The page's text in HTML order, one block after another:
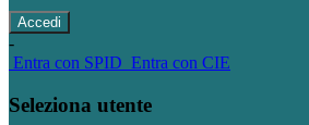
-
Entra con SPID Entra con CIE
Seleziona utente